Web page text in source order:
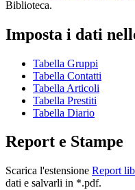
Biblioteca.
Imposta i dati
Tabella Gruppi
Tabella Contatti
Tabella Articoli
Tabella Prestiti
Tabella Diario
Report e Stampe
Scarica l'estensione Report
dati e salvarli in *.pdf.